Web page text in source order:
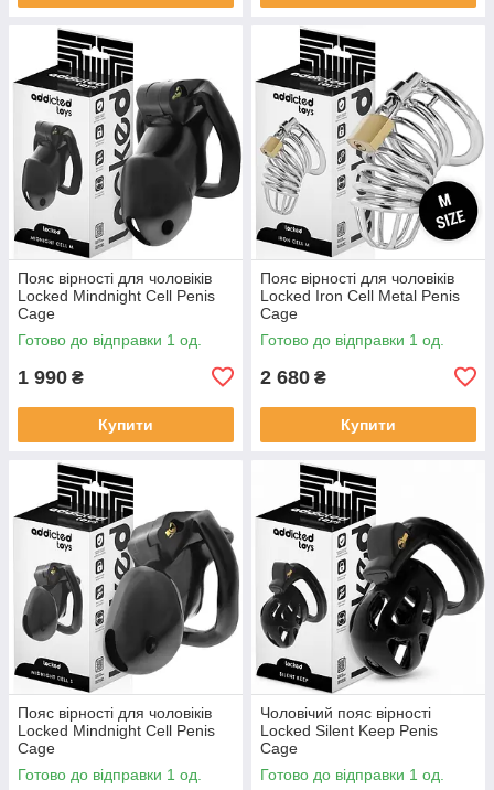
Пояс вірності для чоловіків
Locked Mindnight Cell Penis
Cage
Готово до відправки 1 од.
1 990 ₴
Купити
Пояс вірності для чоловіків
Locked Iron Cell Metal Penis
Cage
Готово до відправки 1 од.
2 680 ₴
Купити
Пояс вірності для чоловіків
Locked Mindnight Cell Penis
Cage
Готово до відправки 1 од.
Чоловічий пояс вірності
Locked Silent Keep Penis
Cage
Готово до відправки 1 од.